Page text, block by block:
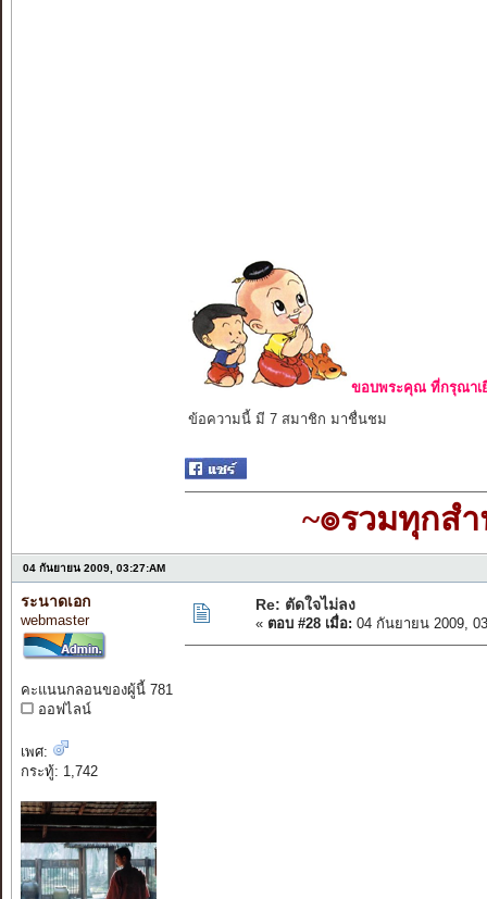
ขอบพระคุณ ที่กรุณาเ
ข้อความนี้ มี 7 สมาชิก มาชื่นชม
~๏รวมทุกส
04 กันยายน 2009, 03:27:AM
ระนาดเอก
webmaster
คะแนนกลอนของผู้นี้ 781
ออฟไลน์
เพศ:
กระทู้: 1,742
Re: ตัดใจไม่ลง
« ตอบ #28 เมื่อ: 04 กันยายน 2009,